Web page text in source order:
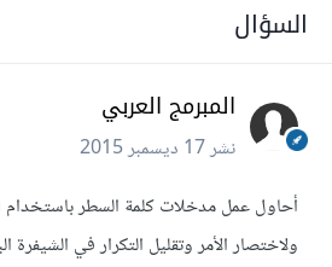
السؤال
المبرمج العربي
نشر17 ديسمبر 2015
ولاختصار الأمر وتقليل التكرار في الشيفرة